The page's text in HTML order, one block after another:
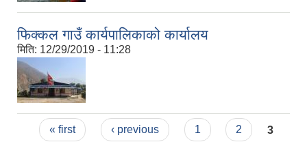
फिक्कल गाउँ कार्यपालिकाको कार्यालय
मिति: 12/29/2019 - 11:28
Pages
« first ‹ previous 1 2 3